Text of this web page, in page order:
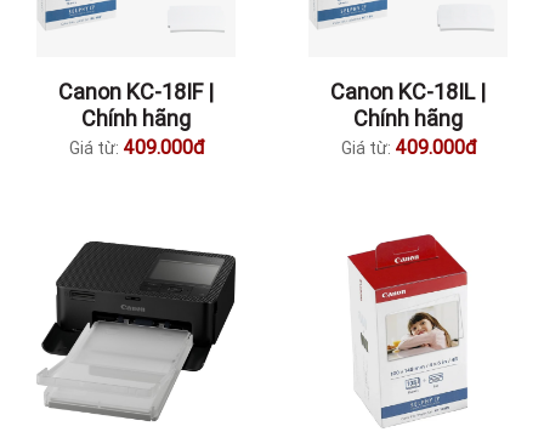
Canon KC-18IF |
Chính hãng
Giá từ: 409.000đ
Canon KC-18IL |
Chính hãng
Giá từ: 409.000đ